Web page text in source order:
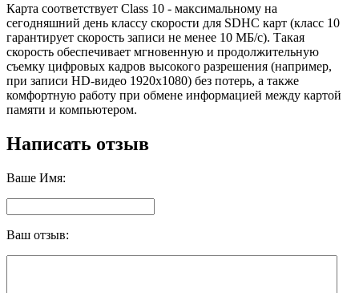
Карта соответствует Class 10 - максимальному на
сегодняшний день классу скорости для SDHC карт (класс 10
гарантирует скорость записи не менее 10 МБ/с). Такая
скорость обеспечивает мгновенную и продолжительную
съемку цифровых кадров высокого разрешения (например,
при записи HD-видео 1920x1080) без потерь, а также
комфортную работу при обмене информацией между картой
памяти и компьютером.
Написать отзыв
Ваше Имя:
Ваш отзыв: